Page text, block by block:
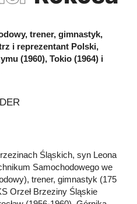
trener, gimnastyk,
i reprezentant Polski,
(1960), Tokio (1964) i
Śląskich, syn Leona
Samochodowego we
trener, gimnastyk (175
Orzeł Brzeziny Śląskie